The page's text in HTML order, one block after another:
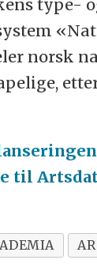
type-
norsk
til